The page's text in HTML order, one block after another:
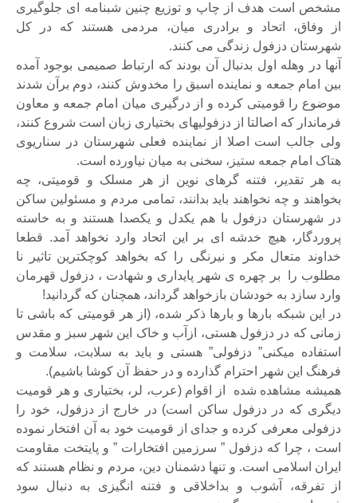
مشخص است هدف از چاپ و توزیع چنین شبنامه ای جلوگیری
از وفاق، اتحاد و برادری میان، مردمی هستند که در کل
شهرستان دزفول زندگی می کنند.
آنها در وهله اول بدنبال آن بودند که ارتباط صمیمی بوجود آمده
بین امام جمعه و نماینده اسبق را مخدوش کنند، دوم برآن شدند
موضوع را قومیتی کرده و از درگیری میان امام جمعه و معاون
فرماندار که اصالتا از دزفولیهای بختیاری زبان است شروع کنند،
ولی جالب است اصلا از نماینده فعلی شهرستان در سناریوی
هتاک امام جمعه ستیز، سخنی به میان نیاورده است.
به هر تقدیر، فتنه گرهای نوین از هر مسلک و قومیتی، چه
بخواهند و چه نخواهند باید بدانند، تمامی مردم و مسئولین ساکن
در شهرستان دزفول با هم یکدل و یکصدا هستند و به خاسته
پروردگار، هیچ خدشه ای بر این اتحاد وارد نخواهد آمد. قطعا
خداوند متعال مکر و نیرنگی را که بخواهد کوچکترین تاثیر نا
مطلوب را بر چهره ی شهر پایداری و شهادت ، دزفول قهرمان
وارد سازد به خودشان بازخواهد گرداند، همچنان که گردانید!
در این شبکه بارها و بارها ذکر شده، (از هر قومیتی که باشی تا
زمانی که در دزفول هستی، ازآب و خاک این شهر سبز و مقدس
استفاده میکنی” دزفولی” هستی و باید به سلابت، سلامت و
فرهنگ این شهر احترام گذارده و در حفظ آن کوشا باشیم).
همیشه مشاهده شده از اقوام (عرب، لر، بختیاری و هر قومیت
دیگری که در دزفول ساکن است) در خارج از دزفول، خود را
دزفولی معرفی کرده و جدای از قومیت خود به آن افتخار نموده
است ، چرا که دزفول ” سرزمین افتخارات ” و پایتخت مقاومت
ایران اسلامی است. و تنها دشمنان دین، مردم و نظام هستند که
از تفرقه، آشوب و بداخلاقی و فتنه انگیزی به دنبال سود